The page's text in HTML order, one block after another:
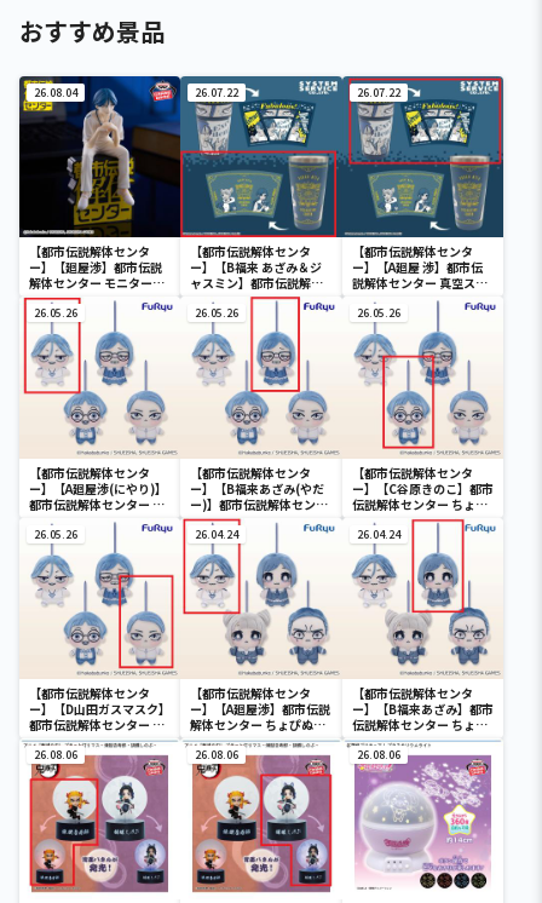
おすすめ景品
26.08.04
【都市伝説解体センタ
ー】【廻屋渉】都市伝説
解体センター モニタート
ップフィギュア-廻屋渉-
26.07.22
【都市伝説解体センタ
ー】【B福来 あざみ＆ジ
ャスミン】都市伝説解体
センター 真空ステンレス
タンブラー
26.07.22
【都市伝説解体センタ
ー】【A廻屋 渉】都市伝
説解体センター 真空ステ
ンレスタンブラー
26.05.26
【都市伝説解体センタ
ー】【A廻屋渉(にやり)】
都市伝説解体センター ち
ょぴぬいぷち②
26.05.26
【都市伝説解体センタ
ー】【B福来あざみ(やだ
ー)】都市伝説解体センタ
ー ちょぴぬいぷち②
26.05.26
【都市伝説解体センタ
ー】【C谷原きのこ】都市
伝説解体センター ちょぴ
ぬいぷち②
26.05.26
【都市伝説解体センタ
ー】【D山田ガスマスク】
都市伝説解体センター ち
ょぴぬいぷち②
26.04.24
【都市伝説解体センタ
ー】【A廻屋渉】都市伝説
解体センター ちょぴぬい
ぷち①
26.04.24
【都市伝説解体センタ
ー】【B福来あざみ】都市
伝説解体センター ちょぴ
ぬいぷち①
26.08.06 26.08.06 26.08.06